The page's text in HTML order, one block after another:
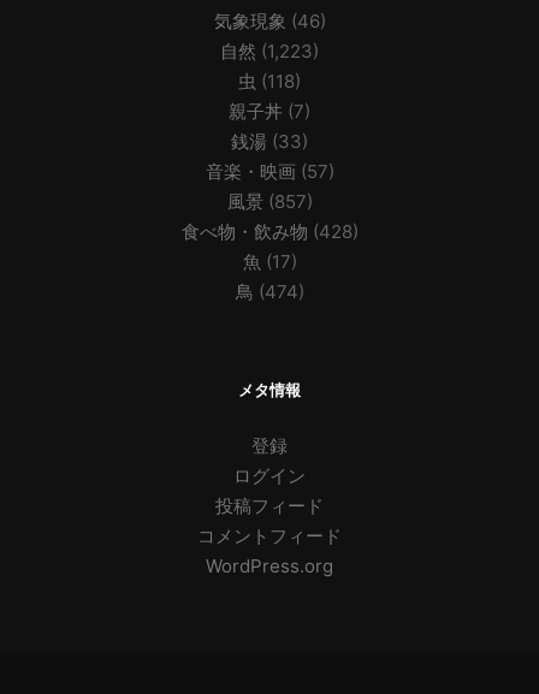
気象現象 (46)
自然 (1,223)
虫 (118)
親子丼 (7)
銭湯 (33)
音楽・映画 (57)
風景(857)
食べ物・飲み物 (428)
魚 (17)
鳥 (474)
メタ情報
登録
ログイン
投稿フィード
コメントフィード
WordPress.org